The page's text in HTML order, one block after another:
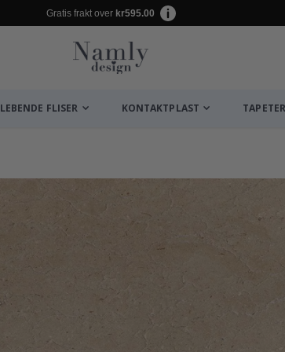
Gratis frakt over kr595.00
FLISER KONTAKTPLAST TAPETER